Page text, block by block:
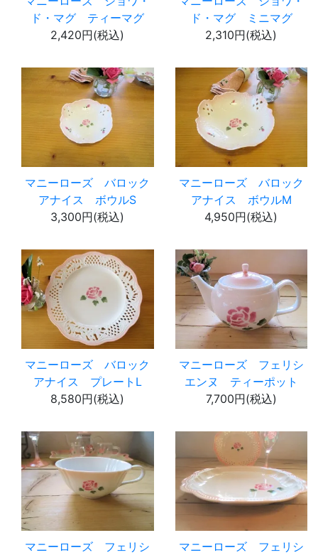
ド・マグ ティーマグ
2,420円(税込)
ド・マグ ミニマグ
2,310円(税込)
マニーローズ バロック
アナイス ボウルS
3,300円(税込)
マニーローズ バロック
アナイス ボウルM
4,950円(税込)
マニーローズ バロック
アナイス プレートL
8,580円(税込)
マニーローズ フェリシ
エンヌ ティーポット
7,700円(税込)
マニーローズ フェリシ
マニーローズ フェリシ